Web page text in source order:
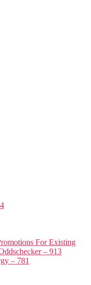
For Existing
– 913
– 781